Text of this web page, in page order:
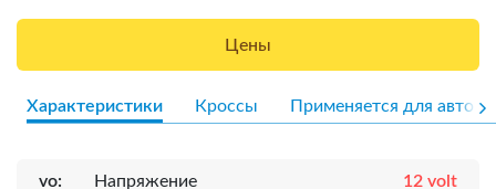
Цены
Характеристики Кроссы Применяется для авто
vo: Напряжение 12 volt